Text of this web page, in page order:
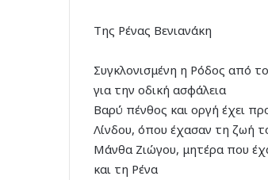
Της Ρένας Βενιανάκη
Συγκλονισμένη η Ρόδος από
για την οδική ασφάλεια
Βαρύ πένθος και οργή έχει
Λίνδου, όπου έχασαν τη ζωή
Μάνθα Ζιώγου, μητέρα που
και τη Ρένα